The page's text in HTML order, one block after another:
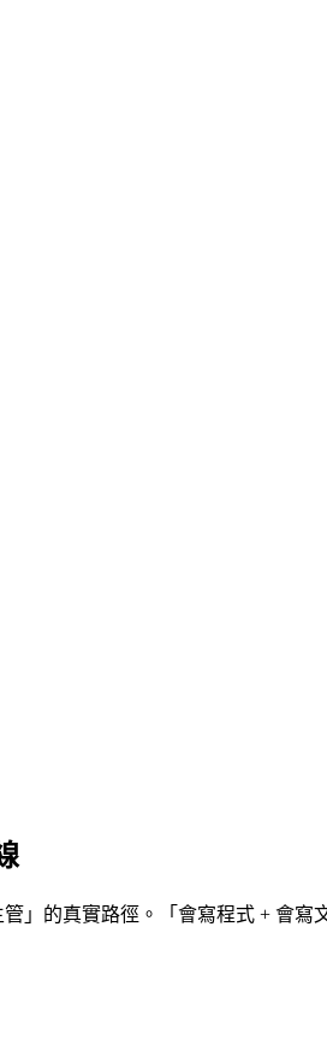
」的真實路徑。「會寫程式 + 會